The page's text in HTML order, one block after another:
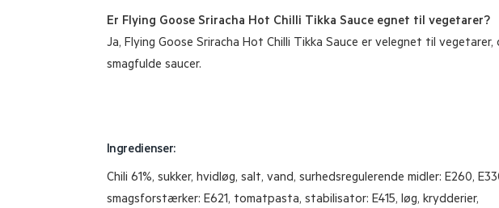
Er Flying Goose Sriracha Hot Chilli Tikka Sauce egnet til vegetarer?
Ja, Flying Goose Sriracha Hot Chilli Tikka Sauce er velegnet til
smagfulde saucer.
Ingredienser:
Chili 61%, sukker, hvidløg, salt, vand, surhedsregulerende midler: E260,
smagsforstærker: E621, tomatpasta, stabilisator: E415, løg, krydderier,